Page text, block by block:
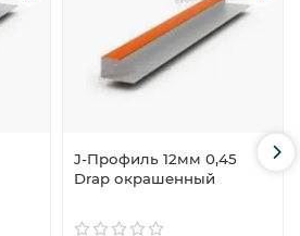
J-Профиль 12мм 0,45
Drap окрашенный